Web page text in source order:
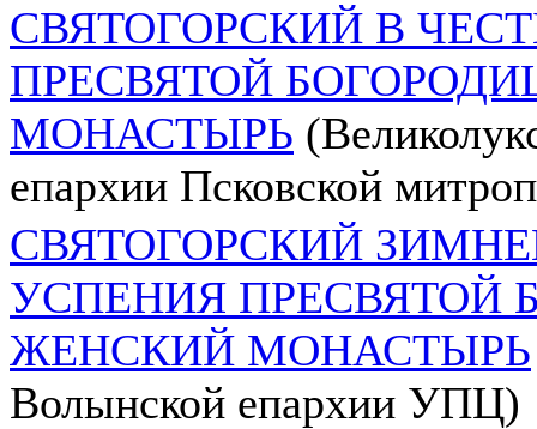
СВЯТОГОРСКИЙ В
ПРЕСВЯТОЙ
МОНАСТЫРЬ
епархии Псковской
СВЯТОГОРСКИЙ
УСПЕНИЯ ПРЕСВЯТОЙ
ЖЕНСКИЙ МОНАСТЫРЬ
Волынской епархии УПЦ)